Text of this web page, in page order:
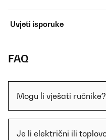
Uvjeti isporuke
FAQ
Mogu li vješati ručnike?
Je li električni ili